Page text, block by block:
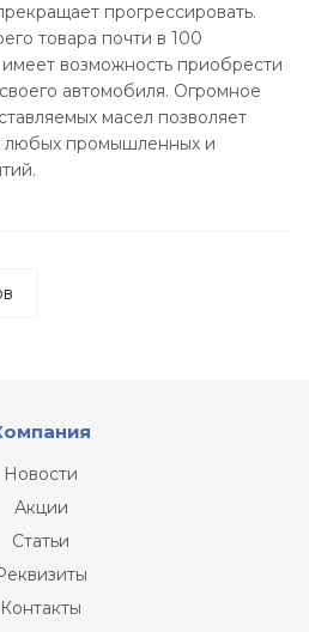
прогрессировать.
товара почти в 100
возможность приобрести
автомобиля. Огромное
масел позволяет
любых промышленных и
Новости
Акции
Статьи
Контакты